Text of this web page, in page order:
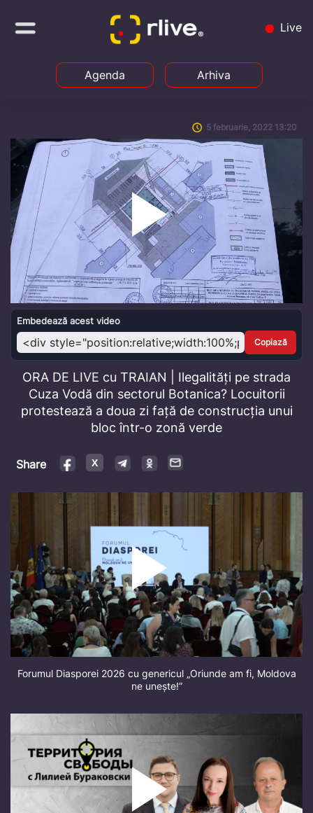
Live
Agenda Arhiva
5 februarie, 2022 13:20
Play
Video
Embedează acest video
Copiază
ORA DE LIVE cu TRAIAN | Ilegalități pe strada
Cuza Vodă din sectorul Botanica? Locuitorii
protestează a doua zi față de construcția unui
bloc într-o zonă verde
Share
Forumul Diasporei 2026 cu genericul „Oriunde am fi, Moldova
ne unește!”